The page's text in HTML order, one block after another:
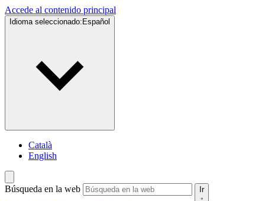
Accede al contenido principal
Idioma seleccionado: Español
Català
English
Búsqueda en la web Ir